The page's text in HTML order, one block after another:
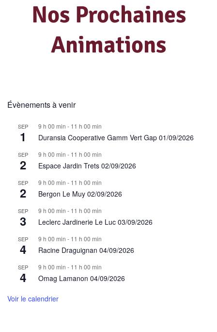
Nos Prochaines
Animations
Évènements à venir
SEP
1
9 h 00 min - 11 h 00 min
Duransia Cooperative Gamm Vert Gap 01/09/2026
SEP
2
9 h 00 min - 11 h 00 min
Espace Jardin Trets 02/09/2026
SEP
2
9 h 00 min - 11 h 00 min
Bergon Le Muy 02/09/2026
SEP
3
9 h 00 min - 11 h 00 min
Leclerc Jardinerie Le Luc 03/09/2026
SEP
4
9 h 00 min - 11 h 00 min
Racine Draguignan 04/09/2026
SEP
4
9 h 00 min - 11 h 00 min
Omag Lamanon 04/09/2026
Voir le calendrier